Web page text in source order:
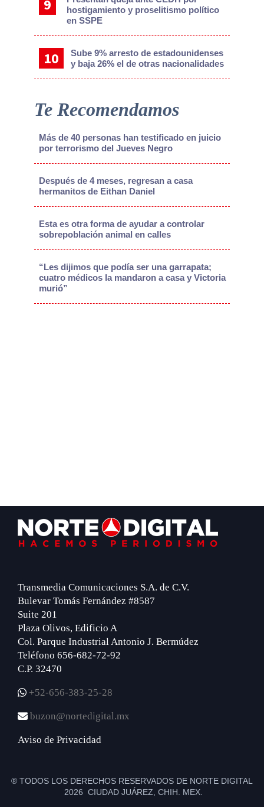
hostigamiento y proselitismo político
en SSPE
Sube 9% arresto de estadounidenses
y baja 26% el de otras nacionalidades
Te Recomendamos
Más de 40 personas han testificado en juicio
por terrorismo del Jueves Negro
Después de 4 meses, regresan a casa
hermanitos de Eithan Daniel
Esta es otra forma de ayudar a controlar
sobrepoblación animal en calles
“Les dijimos que podía ser una garrapata;
cuatro médicos la mandaron a casa y Victoria
murió”
Footer
Transmedia Comunicaciones S.A. de C.V.
Bulevar Tomás Fernández #8587
Suite 201
Plaza Olivos, Edificio A
Col. Parque Industrial Antonio J. Bermúdez
Teléfono 656-682-72-92
C.P. 32470
+52-656-383-25-28
buzon@nortedigital.mx
Aviso de Privacidad
® TODOS LOS DERECHOS RESERVADOS DE NORTE DIGITAL
2026 CIUDAD JUÁREZ, CHIH. MEX.